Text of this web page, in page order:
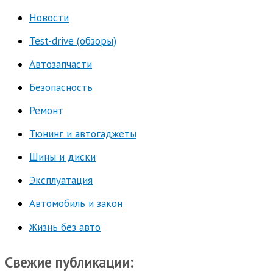
Новости
Test-drive (обзоры)
Автозапчасти
Безопасность
Ремонт
Тюнинг и автогаджеты
Шины и диски
Эксплуатация
Автомобиль и закон
Жизнь без авто
Свежие публикации: